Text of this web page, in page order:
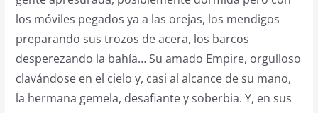
los móviles pegados ya a las orejas, los mendigos
preparando sus trozos de acera, los barcos
desperezando la bahía… Su amado Empire, orgulloso
clavándose en el cielo y, casi al alcance de su mano,
la hermana gemela, desafiante y soberbia. Y, en sus